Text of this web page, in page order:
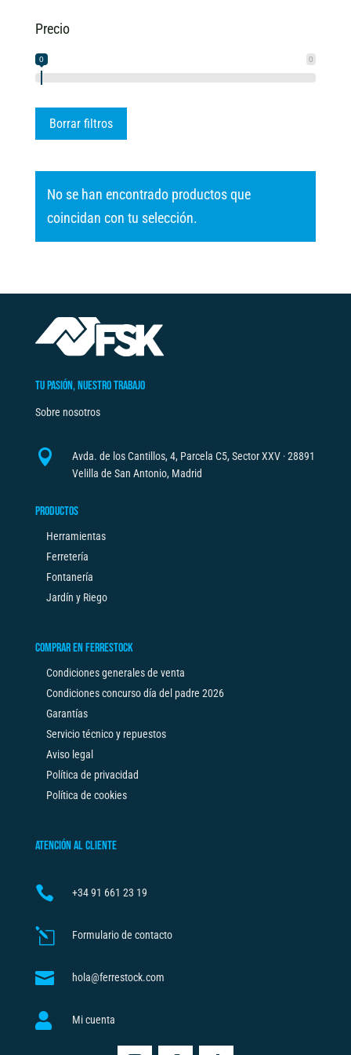
Precio
0
0
Borrar filtros
No se han encontrado productos que
coincidan con tu selección.
TU PASIÓN, NUESTRO TRABAJO
Sobre nosotros

Avda. de los Cantillos, 4, Parcela C5, Sector XXV · 28891
Velilla de San Antonio, Madrid
PRODUCTOS
Herramientas
Ferretería
Fontanería
Jardín y Riego
COMPRAR EN FERRESTOCK
Condiciones generales de venta
Condiciones concurso día del padre 2026
Garantías
Servicio técnico y repuestos
Aviso legal
Política de privacidad
Política de cookies
ATENCIÓN AL CLIENTE
 +3491 661 23 19
l Formulario de contacto
 hola@ferrestock.com
 Mi cuenta